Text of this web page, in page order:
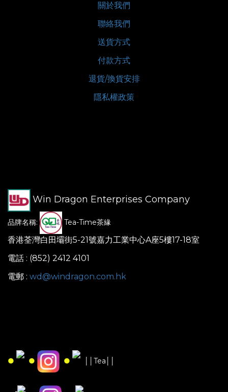
關於我們
聯絡我們
送貨方式
付款方式
退貨/換貨安排
隱私權政策
Win Dragon Enterprises Company
品牌名稱: Tea-Time茶緣
香港荃灣白田壩街5-21號嘉力工業中心A座5樓17-18室
電話 : (852) 2412 4101
電郵 : wd@windragon.com.hk
● ● ● ││Tea││